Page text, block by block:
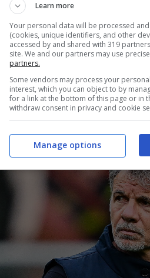
di gennaio. Il giovane è
dal vivo per più volte.
Marzio, il Bologna avrebbe
storica società del calcio
sulla futura rivendita.
Learn more
Your personal data will be processed
(cookies, unique identifiers, and other
accessed by and shared with 319
site. We and our partners may use
partners.
Some vendors may process your
interest, which you can object to by
for a link at the bottom of this page or in
withdraw consent in privacy and cookie
Manage options